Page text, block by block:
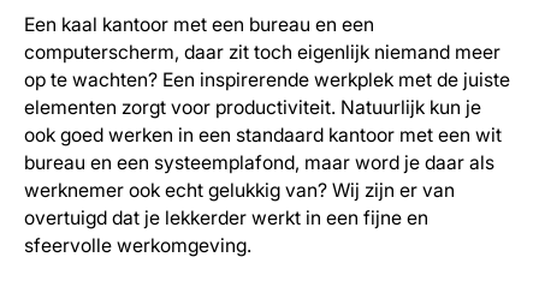
Een kaal kantoor met een bureau en een
computerscherm, daar zit toch eigenlijk niemand meer
op te wachten? Een inspirerende werkplek met de juiste
elementen zorgt voor productiviteit. Natuurlijk kun je
ook goed werken in een standaard kantoor met een wit
bureau en een systeemplafond, maar word je daar als
werknemer ook echt gelukkig van? Wij zijn er van
overtuigd dat je lekkerder werkt in een fijne en
sfeervolle werkomgeving.